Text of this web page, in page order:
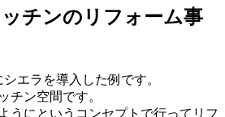
チンのリフォーム事
エラを導入した例です。
チン空間です。
うにというコンセプトで行ってリフ